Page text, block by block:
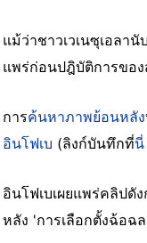
แม้ว่าชาวเวเนซุเอลา
แพร่ก่อนปฎิบัติการขอ
การค้นหาภาพย้อนหลัง
อินโฟเบ (ลิงก์บันทึกที่นี่
อินโฟเบเผยแพร่คลิปดั
หลัง 'การเลือกตั้งฉ้อฉ